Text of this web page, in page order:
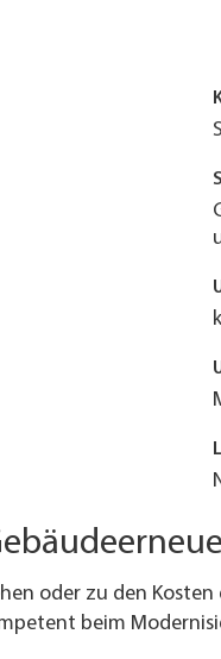
oder zu den Kosten
beim